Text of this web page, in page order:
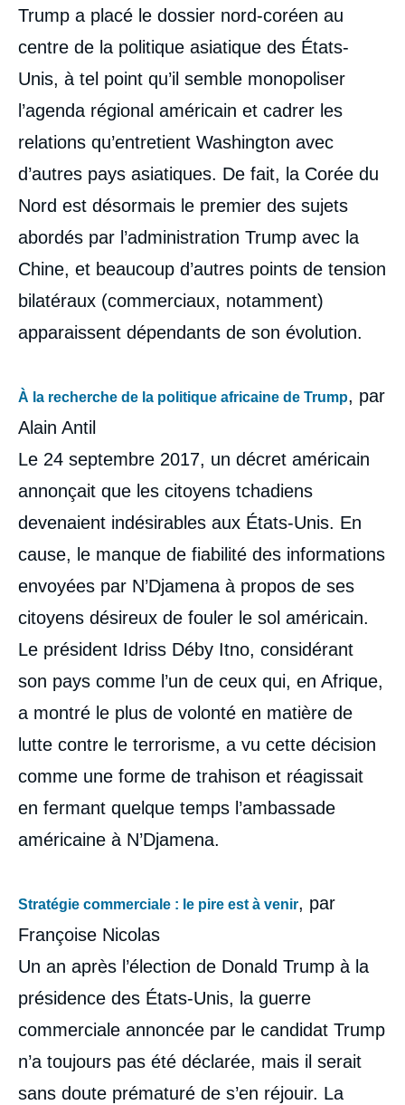
Trump a placé le dossier nord-coréen au
centre de la politique asiatique des États-
Unis, à tel point qu’il semble monopoliser
l’agenda régional américain et cadrer les
relations qu’entretient Washington avec
d’autres pays asiatiques. De fait, la Corée du
Nord est désormais le premier des sujets
abordés par l’administration Trump avec la
Chine, et beaucoup d’autres points de tension
bilatéraux (commerciaux, notamment)
apparaissent dépendants de son évolution.
À la recherche de la politique africaine de Trump, par
Alain Antil
Le 24 septembre 2017, un décret américain
annonçait que les citoyens tchadiens
devenaient indésirables aux États-Unis. En
cause, le manque de fiabilité des informations
envoyées par N’Djamena à propos de ses
citoyens désireux de fouler le sol américain.
Le président Idriss Déby Itno, considérant
son pays comme l’un de ceux qui, en Afrique,
a montré le plus de volonté en matière de
lutte contre le terrorisme, a vu cette décision
comme une forme de trahison et réagissait
en fermant quelque temps l’ambassade
américaine à N’Djamena.
Stratégie commerciale : le pire est à venir, par
Françoise Nicolas
Un an après l’élection de Donald Trump à la
présidence des États-Unis, la guerre
commerciale annoncée par le candidat Trump
n’a toujours pas été déclarée, mais il serait
sans doute prématuré de s’en réjouir. La